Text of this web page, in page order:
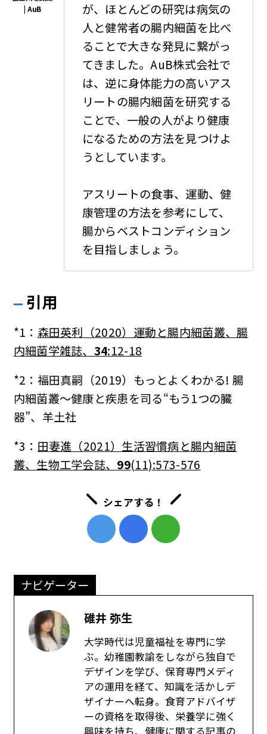
が、ほとんどの研究は病気の
人と健常者の腸内細菌を比べ
ることで大きな発見に繋がっ
てきました。AuB株式会社で
は、逆に身体能力の高いアス
リートの腸内細菌を研究する
ことで、一般の人がより健康
になるための方法を見つけよ
うとしています。
アスリートの食事、運動、健
康管理の方法を参考にして、
腸からベストコンディション
を目指しましょう。
引用
*1： 森田英利（2020）運動と腸内細菌叢、腸
内細菌学雑誌、 34:12-18
*2：福田真嗣（2019）もっとよくわかる! 腸
内細菌叢〜健康と疾患を司る“もう1つの臓
器”、羊土社
*3： 田妻進（2021）生活習慣病と腸内細菌
叢、生物工学会誌、 99(11):573-576
シェアする！
ナビゲーター
碓井 弥生
大学時代は児童福祉を専門に学
ぶ。幼稚園教諭をしながら独自で
デザインを学び、保育専門メディ
アの運用を経て、知識を活かしデ
ザイナーへ転身。食育アドバイザ
ーの資格を取得後、栄養学に強く